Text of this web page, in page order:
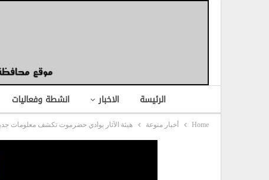
الرئيسة الاخبار انشطة وفعاليات
Home أخبار منوعة هيئة الآثار بوادي حضرموت تكشف معلومات